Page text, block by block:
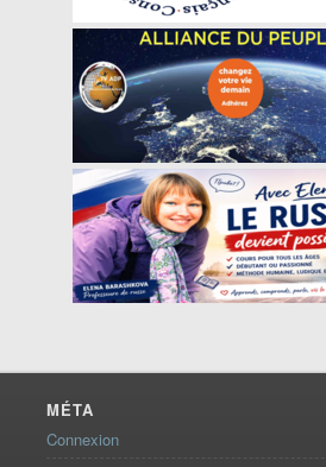
MÉTA
Connexion